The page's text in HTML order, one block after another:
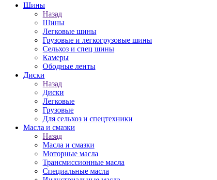
Шины
Назад
Шины
Легковые шины
Грузовые и легкогрузовые шины
Сельхоз и спец шины
Камеры
Ободные ленты
Диски
Назад
Диски
Легковые
Грузовые
Для сельхоз и спецтехники
Масла и смазки
Назад
Масла и смазки
Моторные масла
Трансмиссионные масла
Специальные масла